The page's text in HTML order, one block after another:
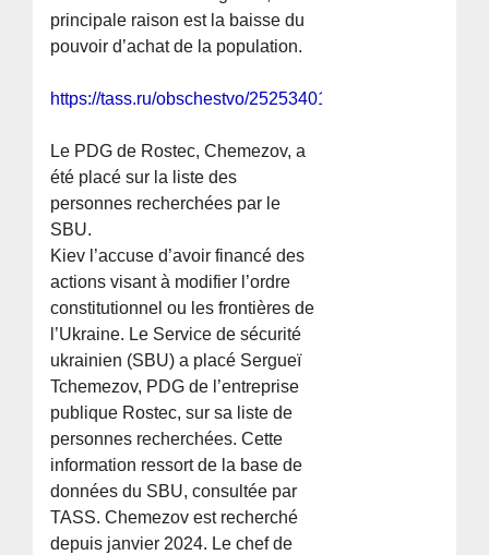
principale raison est la baisse du
pouvoir d’achat de la population.
https://tass.ru/obschestvo/25253401
Le PDG de Rostec, Chemezov, a
été placé sur la liste des
personnes recherchées par le
SBU.
Kiev l’accuse d’avoir financé des
actions visant à modifier l’ordre
constitutionnel ou les frontières de
l’Ukraine. Le Service de sécurité
ukrainien (SBU) a placé Sergueï
Tchemezov, PDG de l’entreprise
publique Rostec, sur sa liste de
personnes recherchées. Cette
information ressort de la base de
données du SBU, consultée par
TASS. Chemezov est recherché
depuis janvier 2024. Le chef de